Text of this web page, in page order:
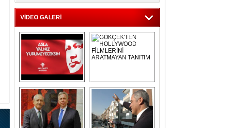
VİDEO GALERİ
Asla Yalnız
Yürümeyeceksin
Uzun Adam
GÖKÇEK'TEN
HOLLYWOOD
FİLMLERİNİ
ARATMAYAN
TANITIM